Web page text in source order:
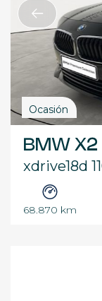
Ocasión
BMW X2
xdrive18d
68.870 km